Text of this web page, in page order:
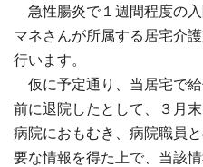
急性腸炎で１週間程度の
マネさんが所属する居宅介
行います。
仮に予定通り、当居宅で
前に退院したとして、３月
病院におもむき、病院職員
要な情報を得た上で、当該